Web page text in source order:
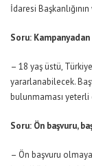
İdaresi
Soru:
– 18 yaş üstü,
yararlanabilecek.
bulunmaması yeterli
Soru: Ön başvuru,
– Ön başvuru